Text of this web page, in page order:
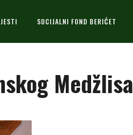
SOCIJALNI FOND BERIĆET
Medžlisa